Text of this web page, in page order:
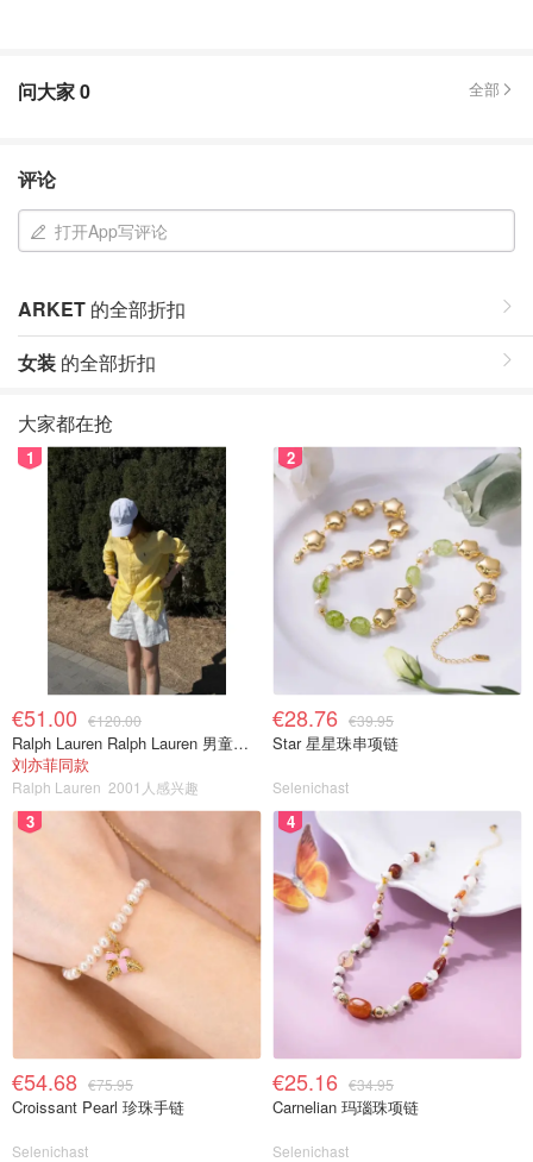
问大家0 全部
评论
打开App写评论
ARKET 的全部折扣
女装 的全部折扣
大家都在抢
1
€51.00 €120.00
Ralph Lauren Ralph Lauren 男童亚麻衬衫
刘亦菲同款
Ralph Lauren 2001人感兴趣
2
€28.76 €39.95
Star 星星珠串项链
Selenichast
3
€54.68 €75.95
Croissant Pearl 珍珠手链
Selenichast
4
€25.16 €34.95
Carnelian 玛瑙珠项链
Selenichast